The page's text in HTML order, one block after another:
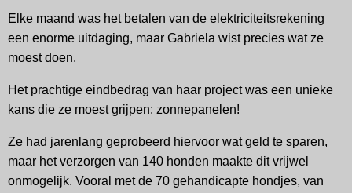
Elke maand was het betalen van de elektriciteitsrekening
een enorme uitdaging, maar Gabriela wist precies wat ze
moest doen.
Het prachtige eindbedrag van haar project was een unieke
kans die ze moest grijpen: zonnepanelen!
Ze had jarenlang geprobeerd hiervoor wat geld te sparen,
maar het verzorgen van 140 honden maakte dit vrijwel
onmogelijk. Vooral met de 70 gehandicapte hondjes, van